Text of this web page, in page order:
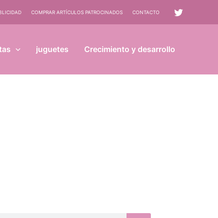
COMPRAR ARTÍCULOS PATROCINADOS CONTACTO
juguetes Crecimiento y desarrollo